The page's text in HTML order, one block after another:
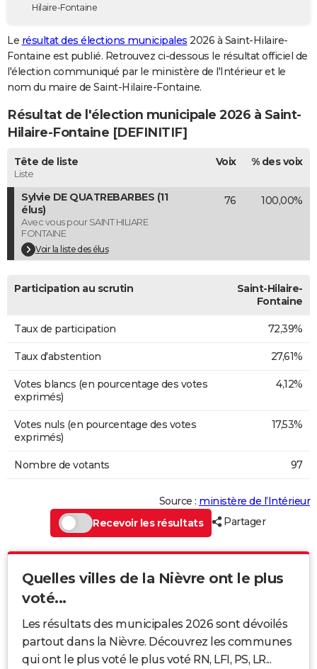
Destinations
City break
Voyage nature
Voyage de noces
Forum
GUIDES D'ACHAT
BONS PLANS
Carte de Noël
Carte Bonne année
Carte Saint-Valentin
Carte Pâques
Carte d'anniversaire
DICTIONNAIRE
Dictionnaire
Biographies
Citations
Expressions
Proverbes
PROGRAMME TV
COPAINS D'AVANT
S'inscrire
Se connecter
Lycées
Collèges
Primaires
Universités
Entreprises
Service militaire
Avis de recherche
AVIS DE DÉCÈS
FORUM
Hilaire-Fontaine
Le résultat des élections municipales 2026 à Saint-Hilaire-
Fontaine est publié. Retrouvez ci-dessous le résultat officiel de
l'élection communiqué par le ministère de l'Intérieur et le
nom du maire de Saint-Hilaire-Fontaine.
Résultat de l'élection municipale 2026 à Saint-
Hilaire-Fontaine [DEFINITIF]
Tête de liste
Liste
Voix % des voix
Sylvie DE QUATREBARBES (11
élus)
Avec vous pour SAINT HILIARE
FONTAINE
Voir la liste des élus
76 100,00%
Participation au scrutin
Saint-Hilaire-
Fontaine
Taux de participation 72,39%
Taux d'abstention 27,61%
Votes blancs (en pourcentage des votes
exprimés)
4,12%
Votes nuls (en pourcentage des votes
exprimés)
17,53%
Nombre de votants 97
Source : ministère de l’Intérieur
Recevoir les résultats
Partager
Quelles villes de la Nièvre ont le plus
voté...
Les résultats des municipales 2026 sont dévoilés
partout dans la Nièvre. Découvrez les communes
qui ont le plus voté le plus voté RN, LFI, PS, LR...